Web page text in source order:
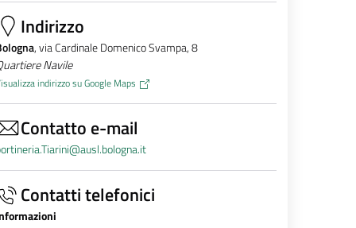
Indirizzo
, via Cardinale Domenico Svampa, 8
Navile
indirizzo su Google Maps
Contatto e-mail
Contatti telefonici